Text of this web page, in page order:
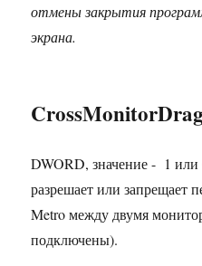
отмены закрытия
экрана.
DWORD, значение - 1 или
разрешает или запрещает
Metro между двумя
подключены).